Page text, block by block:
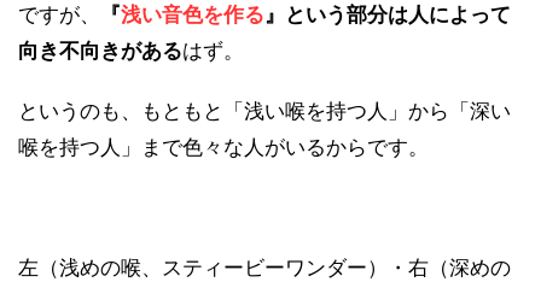
ですが、 『浅い音色を作る』という部分は人によって
向き不向きがあるはず。
というのも、もともと「浅い喉を持つ人」から「深い
喉を持つ人」まで色々な人がいるからです。
左（浅めの喉、スティービーワンダー）・右（深めの